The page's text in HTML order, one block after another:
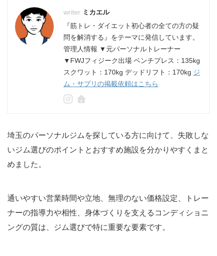
ミカエル
『筋トレ・ダイエット初心者の全ての方の疑
問を解消する』をテーマに発信しています。
管理人情報 ▼元パーソナルトレーナー
▼FWJフィジーク出場 ベンチプレス：135kg
スクワット：170kg デッドリフト：170kg ジ
ム・サプリの掲載依頼はこちら
埼玉のパーソナルジムを探している方に向けて、失敗しな
いジム選びのポイントとおすすめ施設を分かりやすくまと
めました。
通いやすい営業時間や立地、無理のない価格設定、トレー
ナーの指導力や相性、身体づくりを支えるコンディショニ
ングの質は、ジム選びで特に重要な要素です。